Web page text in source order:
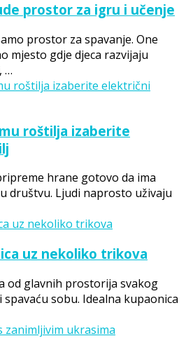
prostor za igru i učenje
prostor za spavanje. One
mjesto gdje djeca razvijaju
…
roštilja izaberite
hrane gotovo da ima
društvu. Ljudi naprosto uživaju
uz nekoliko trikova
od glavnih prostorija svakog
sobu. Idealna kupaonica